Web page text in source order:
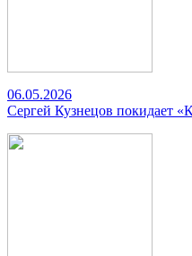
06.05.2026
Сергей Кузнецов покидает